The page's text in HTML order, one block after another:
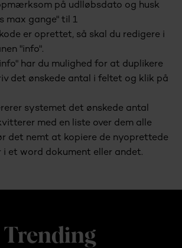
på udlløbsdato og husk
max gange" til 1
er oprettet, så skal du redigere i
"info".
har du mulighed for at duplikere
det ønskede antal i feltet og klik på
systemet det ønskede antal
med en liste over dem alle
det nemt at kopiere de nyoprettede
i et word dokument eller andet.
Trending